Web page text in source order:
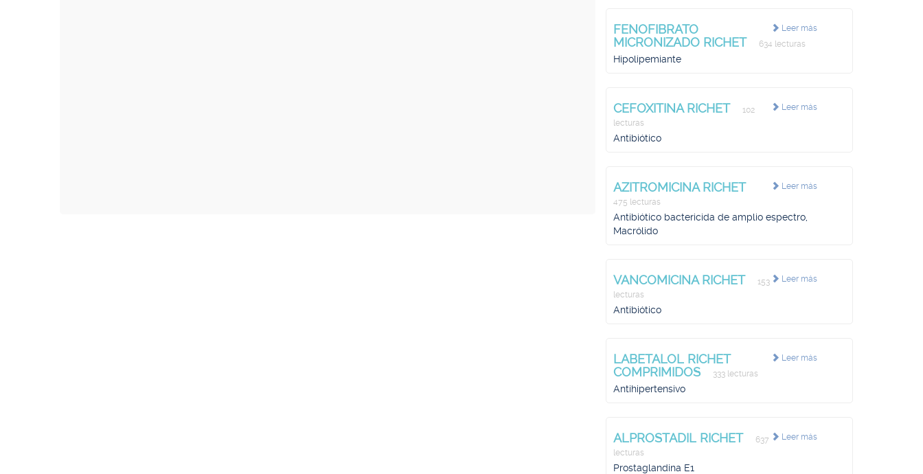
Leer más
FENOFIBRATO
MICRONIZADO RICHET
634 lecturas
Hipolipemiante
Leer más
CEFOXITINA RICHET
102
lecturas
Antibiótico
Leer más
AZITROMICINA RICHET
475 lecturas
Antibiótico bactericida de amplio espectro,
Macrólido
Leer más
VANCOMICINA RICHET
153
lecturas
Antibiótico
Leer más
LABETALOL RICHET
COMPRIMIDOS
333 lecturas
Antihipertensivo
Leer más
ALPROSTADIL RICHET
637
lecturas
Prostaglandina E1